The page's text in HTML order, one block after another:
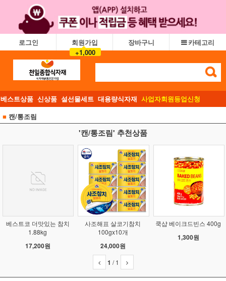
로그인
회원가입
+1,000
장바구니 카테고리
베스트상품 신상품 설선물세트 대용량식자재 사업자회원등업신청
■ 캔/통조림
'캔/통조림' 추천상품
베스트코 더맛있는 참치
1.88kg
17,200원
사조해표 살코기참치
100gx10개
24,000원
쿡샵 베이크드빈스 400g
1,300원
1 /1